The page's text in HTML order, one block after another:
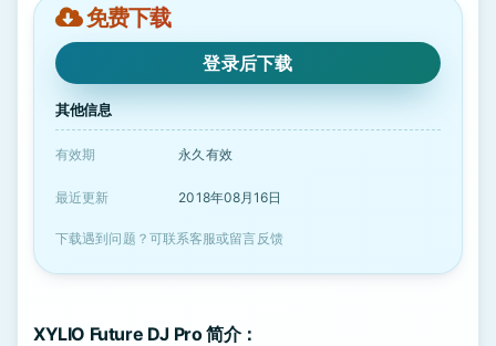
免费下载
登录后下载
其他信息
有效期 永久有效
最近更新 2018年08月16日
下载遇到问题？可联系客服或留言反馈
XYLIO Future DJ Pro 简介：